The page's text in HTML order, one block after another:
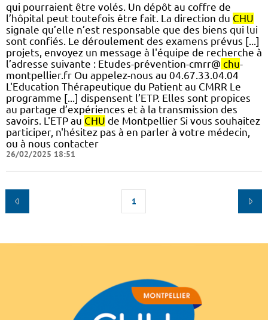
qui pourraient être volés. Un dépôt au coffre de
l’hôpital peut toutefois être fait. La direction du CHU
signale qu’elle n’est responsable que des biens qui lui
sont confiés. Le déroulement des examens prévus [...]
projets, envoyez un message à l'équipe de recherche à
l’adresse suivante : Etudes-prévention-cmrr@ chu-
montpellier.fr Ou appelez-nous au 04.67.33.04.04
L'Education Thérapeutique du Patient au CMRR Le
programme [...] dispensent l’ETP. Elles sont propices
au partage d’expériences et à la transmission des
savoirs. L'ETP au CHU de Montpellier Si vous souhaitez
participer, n'hésitez pas à en parler à votre médecin,
ou à nous contacter
26/02/2025 18:51
1